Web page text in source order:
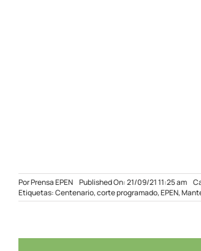
PorPrensa EPEN Published On: 21/09/21 11:25 am
Etiquetas:Centenario,corte programado,EPEN,